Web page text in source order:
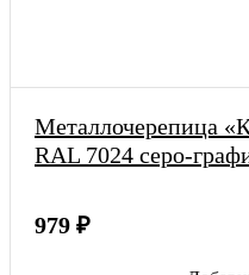
Металлочерепица
RAL 7024 серо-
979 ₽